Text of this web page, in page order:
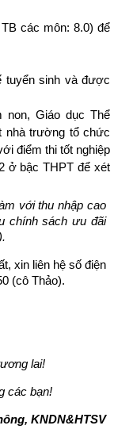
các môn: 8.0) để
tuyển sinh và được
non, Giáo dục Thể
nhà trường tổ chức
điểm thi tốt nghiệp
ở bậc THPT để xét
với thu nhập cao
chính sách ưu đãi
xin liên hệ số điện
(cô Thảo).
lai!
các bạn!
KNDN&HTSV